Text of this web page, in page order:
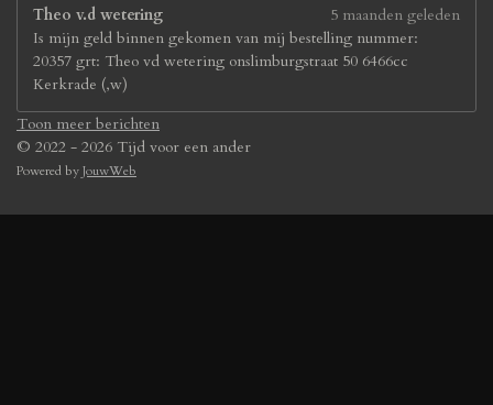
Theo v.d wetering
5 maanden geleden
Is mijn geld binnen gekomen van mij bestelling nummer:
20357 grt: Theo vd wetering onslimburgstraat 50 6466cc
Kerkrade (,w)
Toon meer berichten
© 2022 - 2026 Tijd voor een ander
Powered byJouwWeb